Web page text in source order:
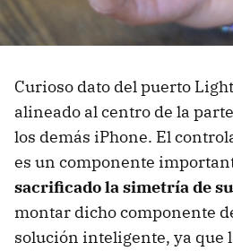
Curioso dato del puerto
alineado al centro de la
los demás iPhone. El
es un componente
sacrificado la simetría de
montar dicho componente
solución inteligente, ya que